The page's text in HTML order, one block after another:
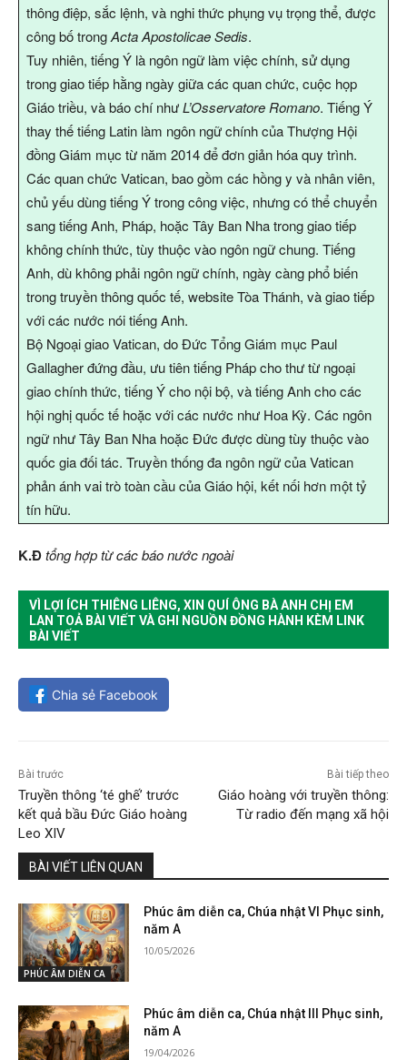
thông điệp, sắc lệnh, và nghi thức phụng vụ trọng thể, được
công bố trongActa Apostolicae Sedis.
Tuy nhiên, tiếng Ý là ngôn ngữ làm việc chính, sử dụng
trong giao tiếp hằng ngày giữa các quan chức, cuộc họp
Giáo triều, và báo chí nhưL’Osservatore Romano. Tiếng Ý
thay thế tiếng Latin làm ngôn ngữ chính của Thượng Hội
đồng Giám mục từ năm 2014 để đơn giản hóa quy trình.
Các quan chức Vatican, bao gồm các hồng y và nhân viên,
chủ yếu dùng tiếng Ý trong công việc, nhưng có thể chuyển
sang tiếng Anh, Pháp, hoặc Tây Ban Nha trong giao tiếp
không chính thức, tùy thuộc vào ngôn ngữ chung. Tiếng
Anh, dù không phải ngôn ngữ chính, ngày càng phổ biến
trong truyền thông quốc tế, website Tòa Thánh, và giao tiếp
với các nước nói tiếng Anh.
Bộ Ngoại giao Vatican, do Đức Tổng Giám mục Paul
Gallagher đứng đầu, ưu tiên tiếng Pháp cho thư từ ngoại
giao chính thức, tiếng Ý cho nội bộ, và tiếng Anh cho các
hội nghị quốc tế hoặc với các nước như Hoa Kỳ. Các ngôn
ngữ như Tây Ban Nha hoặc Đức được dùng tùy thuộc vào
quốc gia đối tác. Truyền thống đa ngôn ngữ của Vatican
phản ánh vai trò toàn cầu của Giáo hội, kết nối hơn một tỷ
tín hữu.
K.Đtổng hợp từ các báo nước ngoài
VÌ LỢI ÍCH THIÊNG LIÊNG, XIN QUÍ ÔNG BÀ ANH CHỊ EM
LAN TOẢ BÀI VIẾT VÀ GHI NGUỒN ĐỒNG HÀNH KÈM LINK
BÀI VIẾT
Chia sẻ Facebook
Bài trước
Truyền thông ‘té ghế’ trước
kết quả bầu Đức Giáo hoàng
Leo XIV
Bài tiếp theo
Giáo hoàng với truyền thông:
Từ radio đến mạng xã hội
BÀI VIẾT LIÊN QUAN
PHÚC ÂM DIỄN CA
Phúc âm diễn ca, Chúa nhật VI Phục sinh,
năm A
10/05/2026
Phúc âm diễn ca, Chúa nhật III Phục sinh,
năm A
19/04/2026